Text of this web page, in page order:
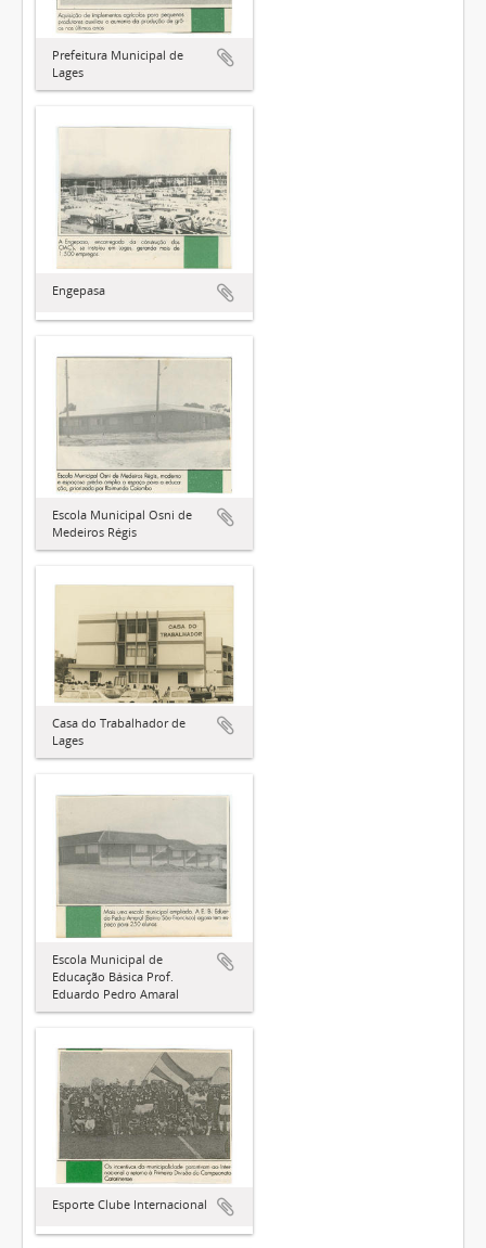
Prefeitura Municipal de
Lages
Engepasa
Escola Municipal Osni de
Medeiros Régis
Casa do Trabalhador de
Lages
Escola Municipal de
Educação Básica Prof.
Eduardo Pedro Amaral
Esporte Clube Internacional